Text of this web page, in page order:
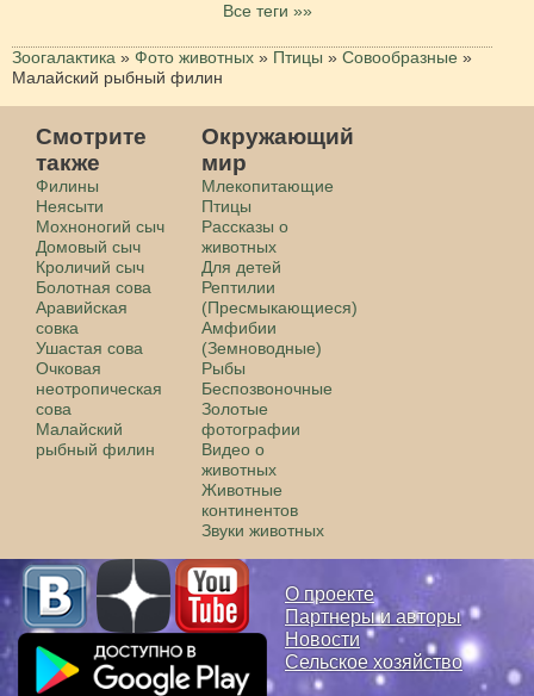
Все теги »»
Зоогалактика » Фото животных » Птицы » Совообразные »
Малайский рыбный филин
Смотрите
также
Филины
Неясыти
Мохноногий сыч
Домовый сыч
Кроличий сыч
Болотная сова
Аравийская
совка
Ушастая сова
Очковая
неотропическая
сова
Малайский
рыбный филин
Окружающий
мир
Млекопитающие
Птицы
Рассказы о
животных
Для детей
Рептилии
(Пресмыкающиеся)
Амфибии
(Земноводные)
Рыбы
Беспозвоночные
Золотые
фотографии
Видео о
животных
Животные
континентов
Звуки животных
О проекте
Партнеры и авторы
Новости
Сельское хозяйство